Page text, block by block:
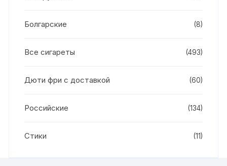
Болгарские (8)
Все сигареты (493)
Дюти фри с доставкой (60)
Российские (134)
Стики (11)